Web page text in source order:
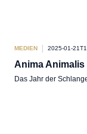
MEDIEN 2025-01-
Anima Animalis
Das Jahr der